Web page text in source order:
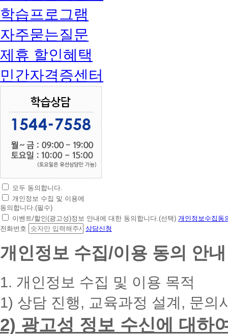
학습프로그램
자주묻는질문
제휴 할인혜택
민간자격증센터
초
간
편
상
담
청
대
폰
입
력
모두 동의합니다.
개인정보 수집 및 이용에
동의합니다.(필수)
이벤트/할인(광고성)정보 안내에 대한 동의합니다.(선택) 개인정보수집동
전화번호
상담신청
개인정보 수집/이용 동의 안내
1. 개인정보 수집 및 이용 목적
1) 상담 진행, 교육과정 설계, 문의
2) 광고성 정보 수신에 대하